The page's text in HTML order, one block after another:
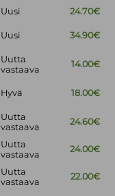
Uusi
24.70€
Uusi 34.90€
Uutta
vastaava
14.00€
Hyvä 18.00€
Uutta
vastaava
24.60€
Uutta
vastaava
24.00€
Uutta
vastaava
22.00€